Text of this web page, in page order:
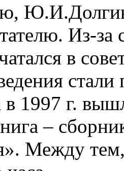
Из-за
в
1997 г.
–
Между